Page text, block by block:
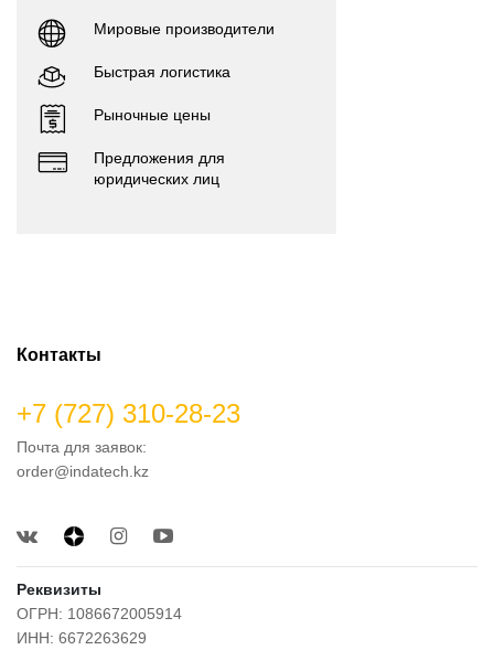
Мировые производители
Быстрая логистика
Рыночные цены
Предложения для
юридических лиц
Контакты
+7 (727) 310-28-23
Почта для заявок:
order@indatech.kz
Реквизиты
ОГРН: 1086672005914
ИНН: 6672263629